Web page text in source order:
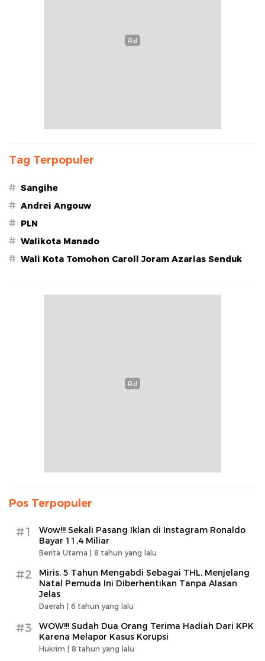
Tag Terpopuler
# Sangihe
# Andrei Angouw
# PLN
# Walikota Manado
# Wali Kota Tomohon Caroll Joram Azarias Senduk
Pos Terpopuler
#1
Wow!!! Sekali Pasang Iklan di Instagram Ronaldo
Bayar 11,4 Miliar
Berita Utama | 8 tahun yang lalu
#2
Miris, 5 Tahun Mengabdi Sebagai THL, Menjelang
Natal Pemuda Ini Diberhentikan Tanpa Alasan
Jelas
Daerah | 6 tahun yang lalu
#3
WOW!!! Sudah Dua Orang Terima Hadiah Dari KPK
Karena Melapor Kasus Korupsi
Hukrim | 8 tahun yang lalu